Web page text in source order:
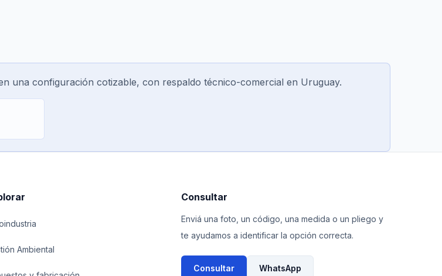
una configuración cotizable, con respaldo técnico-comercial en Uruguay.
Ambiental
Consultar
Enviá una foto, un código, una medida o un pliego y
te ayudamos a identificar la opción correcta.
Consultar WhatsApp